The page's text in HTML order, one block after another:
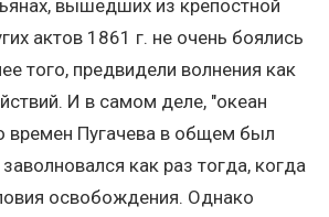
вышедших из крепостной
актов 1861 г. не очень боялись
того, предвидели волнения как
И в самом деле, "океан
времен Пугачева в общем был
как раз тогда, когда
освобождения. Однако